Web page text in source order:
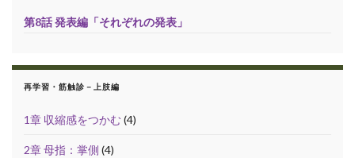
第8話 発表編「それぞれの発表」
再学習・筋触診－上肢編
1章 収縮感をつかむ (4)
2章 母指：掌側 (4)